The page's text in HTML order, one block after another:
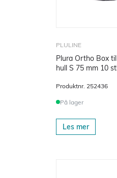
PLULINE
Plura Ortho Box
hull S 75 mm 10
Produktnr. 252436
På lager
Les mer